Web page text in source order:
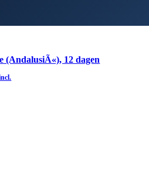
(AndalusiÃ«), 12 dagen